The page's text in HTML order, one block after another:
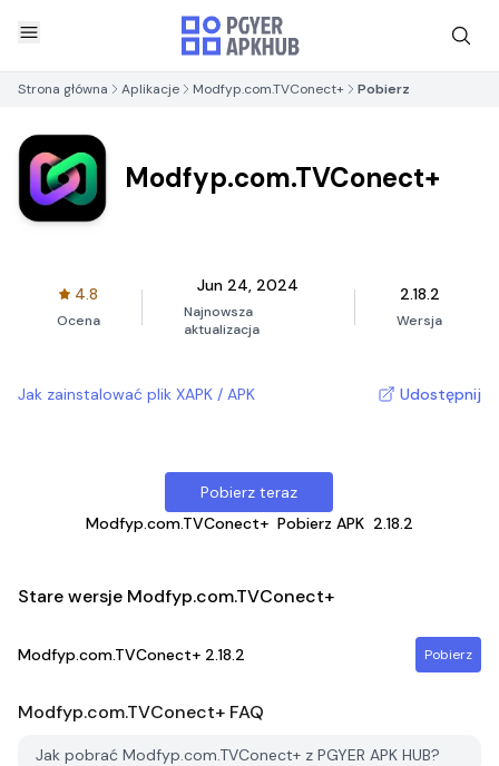
Strona główna Aplikacje Modfyp.com.TVConect+ Pobierz
Modfyp.com.TVConect+
4.8
Ocena
Jun 24, 2024
Najnowsza
aktualizacja
2.18.2
Wersja
Jak zainstalować plik XAPK / APK Udostępnij
Pobierz teraz
Modfyp.com.TVConect+ Pobierz APK 2.18.2
Stare wersje Modfyp.com.TVConect+
Modfyp.com.TVConect+ 2.18.2 Pobierz
Modfyp.com.TVConect+ FAQ
Jak pobrać Modfyp.com.TVConect+ z PGYER APK HUB?